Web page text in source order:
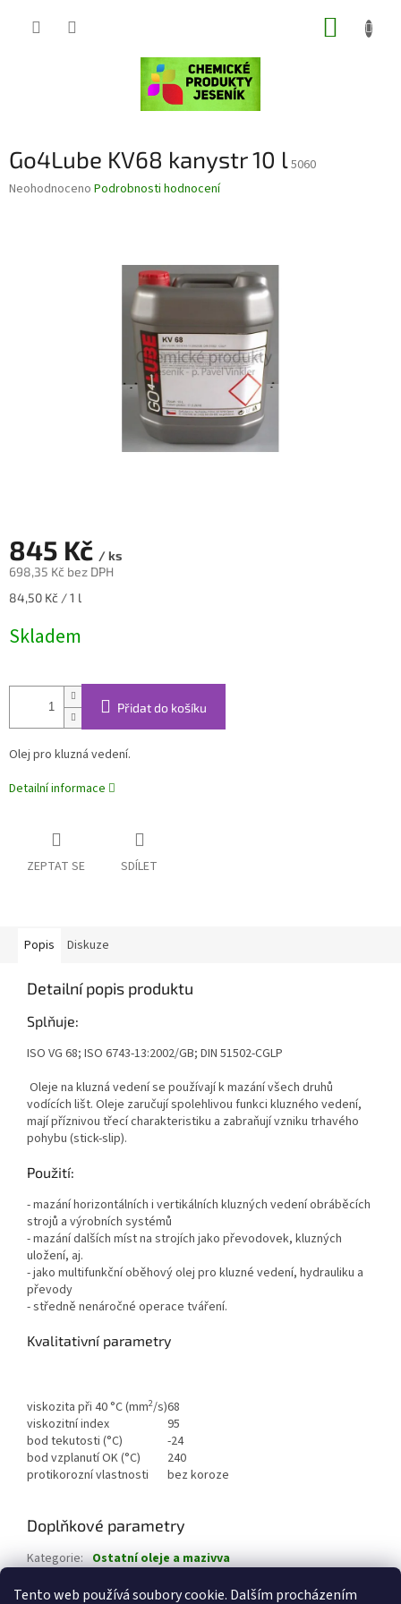
Tento web používá soubory cookie. Dalším procházením
Go4Lube KV68 kanystr 10 l5060
Průměrné
Neohodnoceno Podrobnosti hodnocení
845 Kč / ks
698,35 Kč bez DPH
Měrná
84,50 Kč / 1 l
Skladem
Přidat do košíku
Olej pro kluzná vedení.
Detailní informace
ZEPTAT SE SDÍLET
Popis Diskuze
Detailní popis produktu
Splňuje:
ISO VG 68; ISO 6743-13:2002/GB; DIN 51502-CGLP
Oleje na kluzná vedení se používají k mazání všech druhů
vodících lišt. Oleje zaručují spolehlivou funkci kluzného vedení,
mají příznivou třecí charakteristiku a zabraňují vzniku trhavého
pohybu (stick-slip).
Použití:
- mazání horizontálních i vertikálních kluzných vedení obráběcích
strojů a výrobních systémů
- mazání dalších míst na strojích jako převodovek, kluzných
uložení, aj.
- jako multifunkční oběhový olej pro kluzné vedení, hydrauliku a
převody
- středně nenáročné operace tváření.
Kvalitativní parametry
viskozita při 40 °C (mm2/s)68
viskozitní index
95
bod tekutosti (°C)
-24
bod vzplanutí OK (°C)
240
protikorozní vlastnosti
bez koroze
Doplňkové parametry
Kategorie: Ostatní oleje a mazivva